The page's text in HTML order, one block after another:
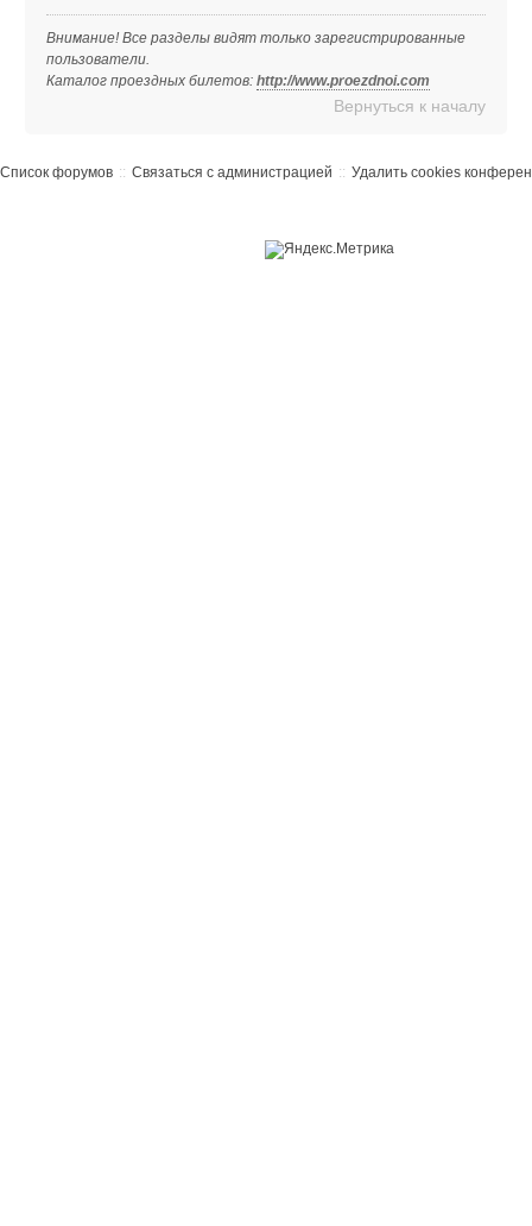
Внимание! Все разделы видят только зарегистрированные
пользователи.
Каталог проездных билетов:http://www.proezdnoi.com
Вернуться к началу
Список форумов Связаться с администрацией Удалить cookies